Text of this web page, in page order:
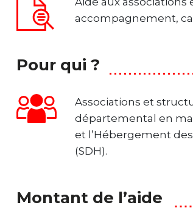
accompagnement,
Pour qui ?
Associations et
départemental en
et l’Hébergement
(SDH).
Montant de l’aide